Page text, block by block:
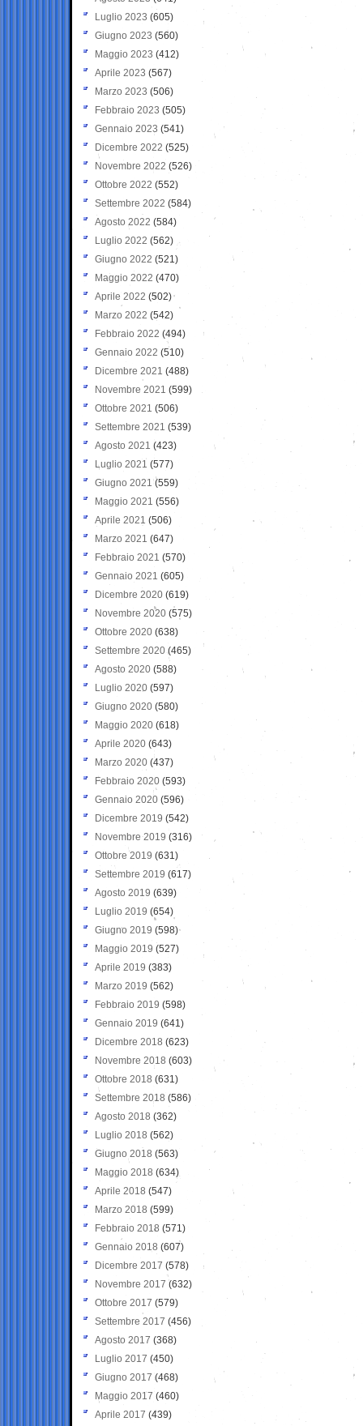
Luglio 2023 (605)
Giugno 2023 (560)
Maggio 2023 (412)
Aprile 2023 (567)
Marzo 2023 (506)
Febbraio 2023 (505)
Gennaio 2023 (541)
Dicembre 2022 (525)
Novembre 2022 (526)
Ottobre 2022 (552)
Settembre 2022 (584)
Agosto 2022 (584)
Luglio 2022 (562)
Giugno 2022 (521)
Maggio 2022 (470)
Aprile 2022 (502)
Marzo 2022 (542)
Febbraio 2022 (494)
Gennaio 2022 (510)
Dicembre 2021 (488)
Novembre 2021 (599)
Ottobre 2021 (506)
Settembre 2021 (539)
Agosto 2021 (423)
Luglio 2021 (577)
Giugno 2021(559)
Maggio 2021 (556)
Aprile 2021 (506)
Marzo 2021 (647)
Febbraio 2021 (570)
Gennaio 2021 (605)
Dicembre 2020 (619)
Novembre 2020 (575)
Ottobre 2020 (638)
Settembre 2020(465)
Agosto 2020 (588)
Luglio 2020 (597)
Giugno 2020 (580)
Maggio 2020 (618)
Aprile 2020 (643)
Marzo 2020 (437)
Febbraio 2020 (593)
Gennaio 2020 (596)
Dicembre 2019 (542)
Novembre 2019 (316)
Ottobre 2019 (631)
Settembre 2019 (617)
Agosto 2019 (639)
Luglio 2019 (654)
Giugno 2019 (598)
Maggio 2019 (527)
Aprile 2019 (383)
Marzo 2019 (562)
Febbraio 2019 (598)
Gennaio 2019 (641)
Dicembre 2018 (623)
Novembre 2018 (603)
Ottobre 2018 (631)
Settembre 2018 (586)
Agosto 2018 (362)
Luglio 2018 (562)
Giugno 2018 (563)
Maggio 2018 (634)
Aprile 2018 (547)
Marzo 2018 (599)
Febbraio 2018 (571)
Gennaio 2018 (607)
Dicembre 2017 (578)
Novembre 2017 (632)
Ottobre 2017 (579)
Settembre 2017 (456)
Agosto 2017 (368)
Luglio 2017 (450)
Giugno 2017 (468)
Maggio 2017 (460)
Aprile 2017 (439)